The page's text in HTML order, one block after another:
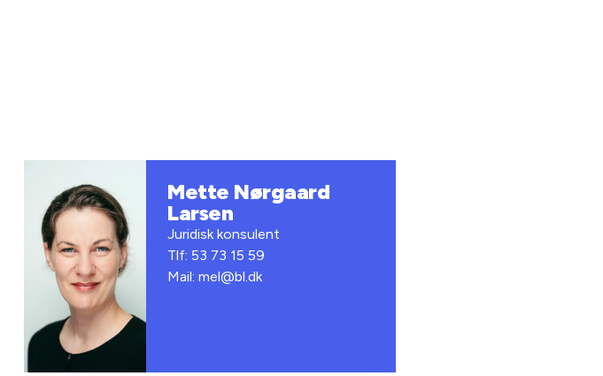
Mette Nørgaard
Larsen
Juridisk konsulent
Tlf: 53 73 15 59
Mail: mel@bl.dk